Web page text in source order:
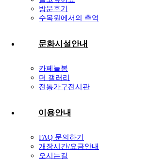
방문후기
수목원에서의 추억
문화시설안내
카페늘봄
더 갤러리
전통가구전시관
이용안내
FAQ 문의하기
개장시간/요금안내
오시는길